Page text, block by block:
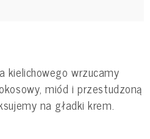
kielichowego wrzucamy
miód i przestudzoną
na gładki krem.